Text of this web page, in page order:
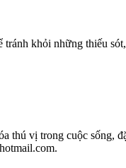
khỏi những thiếu
thú vị trong cuộc sống,